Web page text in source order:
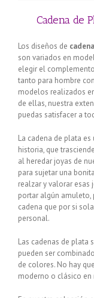
Cadena de
Los diseños de
son variados en
elegir el
tanto para hombre
modelos realizados
de ellas, nuestra
puedas satisfacer a
La cadena de plata
historia, que
al heredar joyas de
para sujetar una
realzar y valorar esas
portar algún amuleto,
cadena que por si
personal.
Las cadenas de plata
pueden ser
de colores. No hay
moderno o clásico en